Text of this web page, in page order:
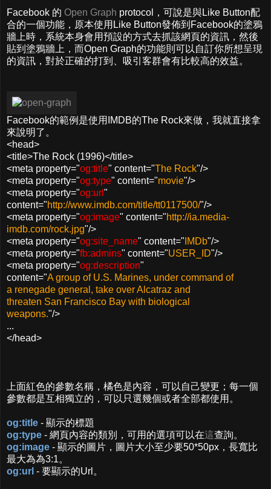
Facebook 的 Open Graph protocol，可說是與Like Button配
合的一個功能，原本使用Like Button發佈到Facebook的塗鴉
牆上時，系統本身會用預設的方式去抓該網頁的資訊，然後
貼到塗鴉牆上，而Open Graph的功能則可以自訂你所想呈現
的資訊，對於正確的打到、吸引客群會有比較高的效益。
Facebook的範例是使用IMDB的The Rock來做，我就直接拿
來說明了。
<head>
<title>The Rock (1996)</title>
<meta property="og:title" content="The Rock"/>
<meta property="og:type" content="movie"/>
<meta property="og:url "
content="http://www.imdb.com/title/tt0117500/"/>
<meta property="og:image" content="http://ia.media-
imdb.com/rock.jpg"/>
<meta property="og:site_name" content=" IMDb"/>
<meta property="fb:admins" content="USER_ID"/>
<meta property="og:description"
content="A group of U.S. Marines, under command of
a renegade general, take over Alcatraz and
threaten San Francisco Bay with biological
weapons."/>
...
</head>
上面紅色的參數名稱，橘色是內容，可以自己變更；每一個
參數都是互相獨立的，可以只選幾個或者全部都使用。
og:title - 顯示的標題
og:type - 網頁內容的類別，可用的選項可以在這查詢。
og:image - 顯示的圖片，圖片大小至少要50*50px，長寬比
最大為為3:1。
og:url - 要顯示的Url。